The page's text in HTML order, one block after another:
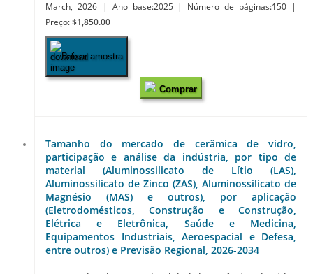
March, 2026 | Ano base:2025 | Número de páginas:150
|
Preço: $1,850.00
Baixar amostra
Comprar
Tamanho do mercado de cerâmica de vidro,
participação e análise da indústria, por tipo de
material (Aluminossilicato de Lítio (LAS),
Aluminossilicato de Zinco (ZAS), Aluminossilicato de
Magnésio (MAS) e outros), por aplicação
(Eletrodomésticos, Construção e Construção,
Elétrica e Eletrônica, Saúde e Medicina,
Equipamentos Industriais, Aeroespacial e Defesa,
entre outros) e Previsão Regional, 2026-2034